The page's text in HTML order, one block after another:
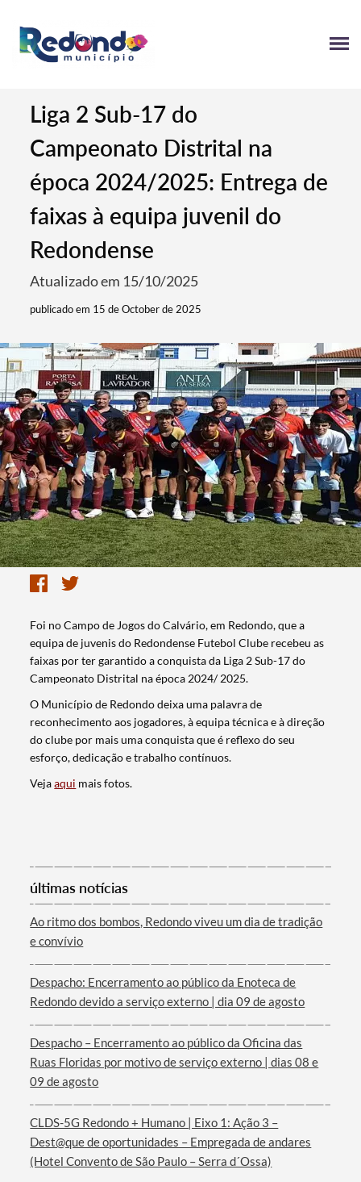
Termo de Pesquisa
Categorias gerais
Filtros
Liga 2 Sub-17 do
Campeonato Distrital na
época 2024/2025: Entrega de
faixas à equipa juvenil do
Redondense
Atualizado em 15/10/2025
publicado em 15 de October de 2025
Foi no Campo de Jogos do Calvário, em Redondo, que a
equipa de juvenis do Redondense Futebol Clube recebeu as
faixas por ter garantido a conquista da Liga 2 Sub-17 do
Campeonato Distrital na época 2024/ 2025.
O Município de Redondo deixa uma palavra de
reconhecimento aos jogadores, à equipa técnica e à direção
do clube por mais uma conquista que é reflexo do seu
esforço, dedicação e trabalho contínuos.
Vejaaqui mais fotos.
últimas notícias
Ao ritmo dos bombos, Redondo viveu um dia de tradição
e convívio
Despacho: Encerramento ao público da Enoteca de
Redondo devido a serviço externo | dia 09 de agosto
Despacho – Encerramento ao público da Oficina das
Ruas Floridas por motivo de serviço externo | dias 08 e
09 de agosto
CLDS-5G Redondo + Humano | Eixo 1: Ação 3 –
Dest@que de oportunidades – Empregada de andares
(Hotel Convento de São Paulo – Serra d´Ossa)